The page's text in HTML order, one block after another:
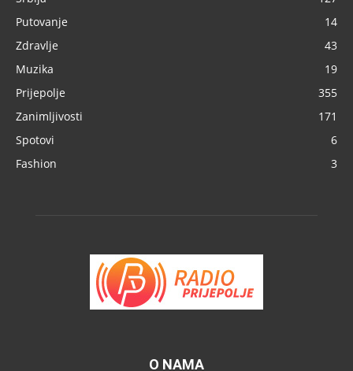
Putovanje
14
Zdravlje
43
Muzika
19
Prijepolje
355
Zanimljivosti
171
Spotovi
6
Fashion
3
O NAMA